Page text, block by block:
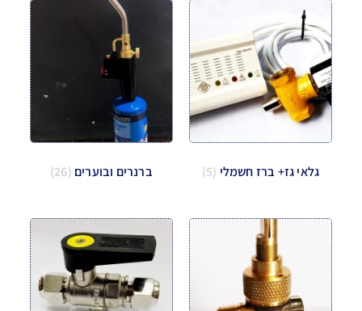
גלאי גז+ ברז חשמלי (5) ברנרים ובוערים (26)